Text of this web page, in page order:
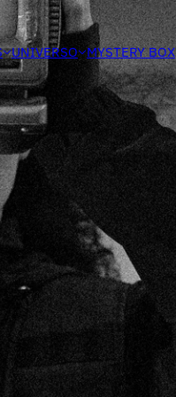
UNIVERSO MYSTERY BOX